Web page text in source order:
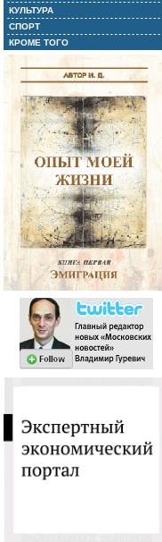
КУЛЬТУРА
СПОРТ
КРОМЕ ТОГО